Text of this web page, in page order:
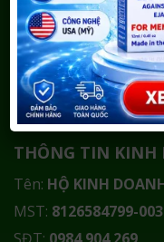
Cơ sở 2:21 Đốc
Tạm thời đóng cửa
Hotline/Zalo: 0984
THÔNG TIN KINH
Tên: HỘ KINH
MST: 8126584799-003